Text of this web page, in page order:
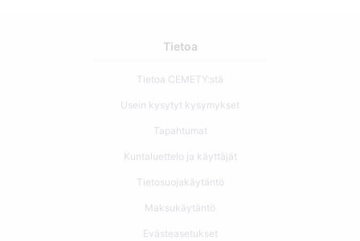
Tietoa
Tietoa CEMETY:stä
Usein kysytyt kysymykset
Tapahtumat
Kuntaluettelo ja käyttäjät
Tietosuojakäytäntö
Maksukäytäntö
Evästeasetukset